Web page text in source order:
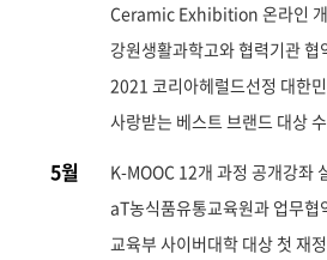
Ceramic Exhibition 온라인
강원생활과학고와 협력기관 협
2021 코리아헤럴드선정 대한
사랑받는 베스트 브랜드 대상
5월
K-MOOC 12개 과정 공개강좌
aT농식품유통교육원과 업무협
교육부 사이버대학 대상 첫 재